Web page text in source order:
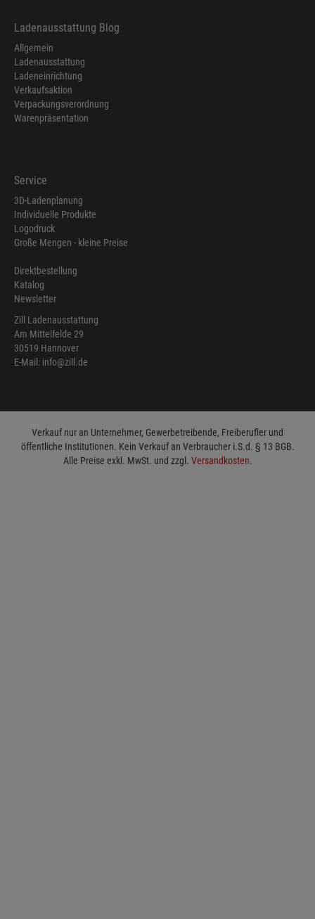
Ladenausstattung Blog
Allgemein
Ladenausstattung
Ladeneinrichtung
Verkaufsaktion
Verpackungsverordnung
Warenpräsentation
Service
3D-Ladenplanung
Individuelle Produkte
Logodruck
Große Mengen - kleine Preise
Direktbestellung
Katalog
Newsletter
Zill Ladenausstattung
Am Mittelfelde 29
30519 Hannover
E-Mail: info@zill.de
Verkauf nur an Unternehmer, Gewerbetreibende, Freiberufler und
öffentliche Institutionen. Kein Verkauf an Verbraucher i.S.d. § 13 BGB.
Alle Preise exkl. MwSt. und zzgl. Versandkosten.